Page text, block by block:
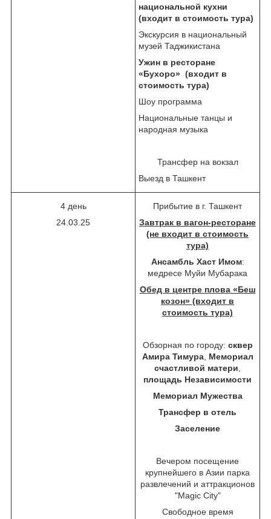
национальной кухни
(входит в стоимость тура)
Экскурсия в национальный
музей Таджикистана
Ужин в ресторане
«Бухоро» (входит в
стоимость тура)
Шоу программа
Национальные танцы и
народная музыка
Трансфер на вокзал
Выезд в Ташкент
4 день
24.03.25
Прибытие в г. Ташкент
Завтрак в вагон-ресторане
(не входит в стоимость
тура)
Ансамбль Хаст Имом:
медресе Муйи Мубарака
Обед в центре плова «Беш
козон» (входит в
стоимость тура)
Обзорная по городу: сквер
Амира Тимура, Мемориал
счастливой матери
площадь Независимости
Мемориал Мужества
Трансфер в отель
Заселение
Вечером посещение
крупнейшего в Азии парка
развлечений и аттракционов
"Magic City"
Свободное время